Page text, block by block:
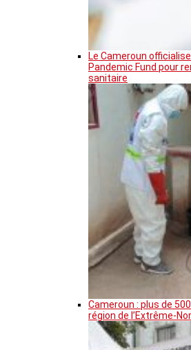
Le Cameroun
Pandemic Fund pour
sanitaire
Cameroun : plus de
région de l’Extrême-